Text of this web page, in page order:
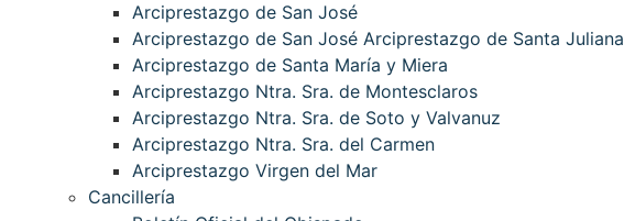
Arciprestazgo de San José
Arciprestazgo de San José Arciprestazgo de Santa Juliana
Arciprestazgo de Santa María y Miera
Arciprestazgo Ntra. Sra. de Montesclaros
Arciprestazgo Ntra. Sra. de Soto y Valvanuz
Arciprestazgo Ntra. Sra. del Carmen
Arciprestazgo Virgen del Mar
Cancillería